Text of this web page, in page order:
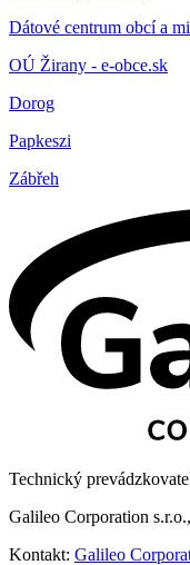
Dátové centrum obcí a
OÚ Žirany - e-obce.sk
Dorog
Papkeszi
Zábřeh
Technický
Galileo Corporation
Kontakt: Galileo